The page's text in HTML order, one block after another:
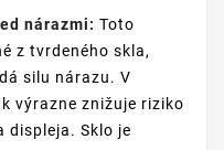
nárazmi: Toto
z tvrdeného skla,
silu nárazu. V
výrazne znižuje riziko
displeja. Sklo je